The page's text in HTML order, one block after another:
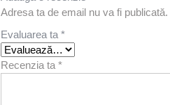
Adresa ta de email nu va fi publicată.
Evaluarea ta *
Recenzia ta *